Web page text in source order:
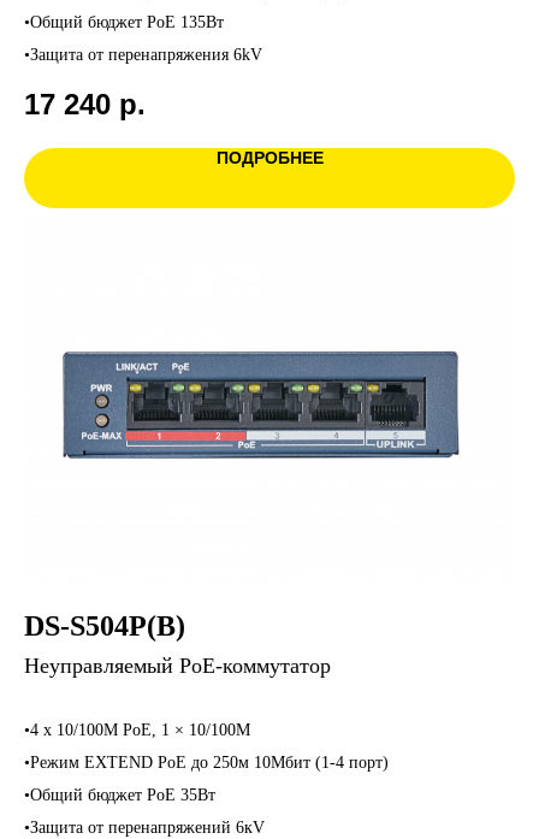
•Общий бюджет PoE 135Вт
•Защита от перенапряжения 6kV
17 240 р.
ПОДРОБНЕЕ
DS-S504P(B)
Неуправляемый PoE-коммутатор
•4 x 10/100M PoE, 1 × 10/100M
•Режим EXTEND PoE до 250м 10Мбит (1-4 порт)
•Общий бюджет PoE 35Вт
•Защита от перенапряжений 6кV